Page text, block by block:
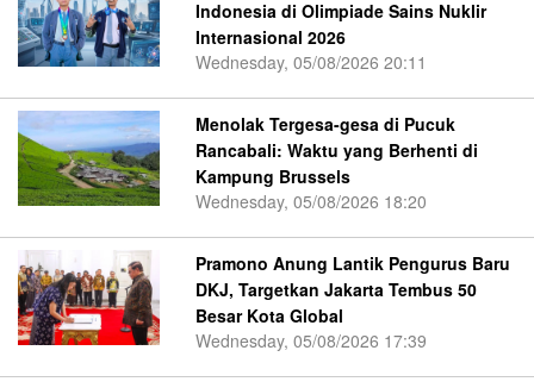
Indonesia di Olimpiade Sains Nuklir
Internasional 2026
Wednesday, 05/08/2026 20:11
Menolak Tergesa-gesa di Pucuk
Rancabali: Waktu yang Berhenti di
Kampung Brussels
Wednesday, 05/08/2026 18:20
Pramono Anung Lantik Pengurus Baru
DKJ, Targetkan Jakarta Tembus 50
Besar Kota Global
Wednesday, 05/08/2026 17:39